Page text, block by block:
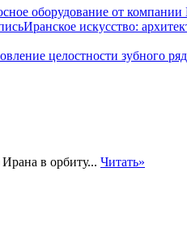
оборудование от компании
Иранское искусство:
в орбиту... Читать»